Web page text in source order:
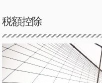
税額控除